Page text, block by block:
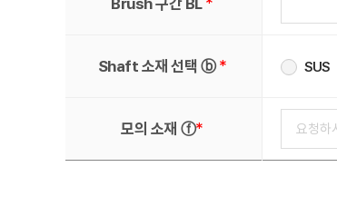
Brush 구간 BL
Shaft 소재 선택 ⓑ* SUS
모의 소재 ⓕ*